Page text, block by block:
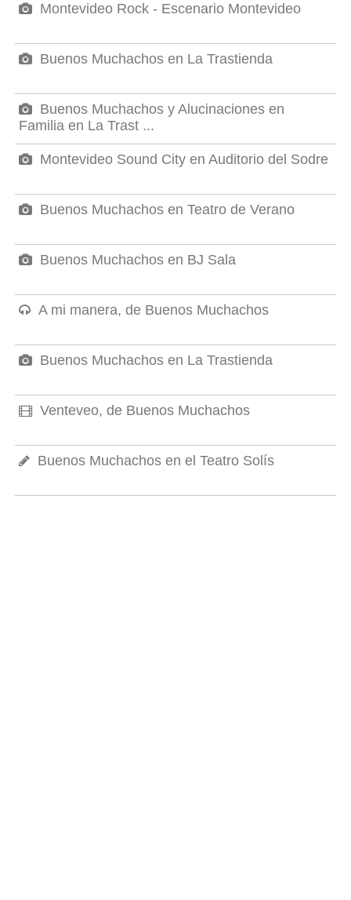
Montevideo Rock - Escenario Montevideo
Buenos Muchachos en La Trastienda
Buenos Muchachos y Alucinaciones en
Familia en La Trast ...
Montevideo Sound City en Auditorio del Sodre
Buenos Muchachos en Teatro de Verano
Buenos Muchachos en BJ Sala
A mi manera, de Buenos Muchachos
Buenos Muchachos en La Trastienda
Venteveo, de Buenos Muchachos
Buenos Muchachos en el Teatro Solís